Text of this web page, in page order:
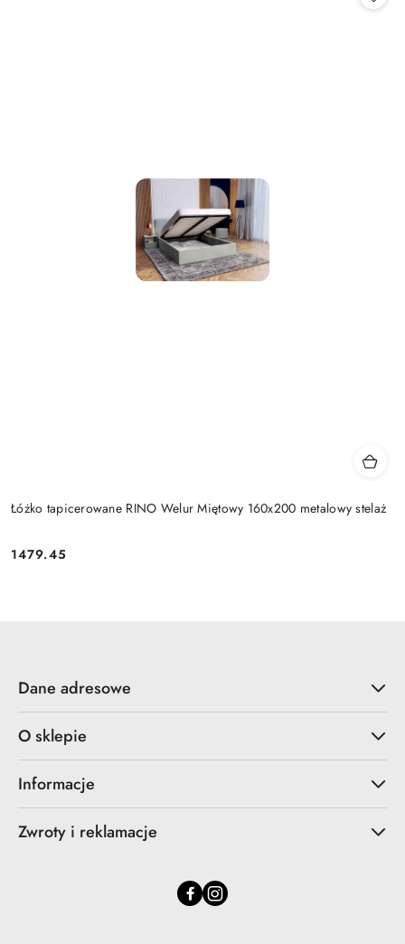
Łóżko tapicerowane RINO Welur Miętowy 160x200 metalowy stelaż
Cena:
1479.45
Dane adresowe
O sklepie
Informacje
Zwroty i reklamacje